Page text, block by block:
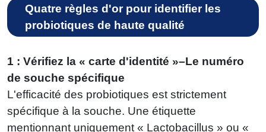
Quatre règles d'or pour identifier les
probiotiques de haute qualité
1 : Vérifiez la « carte d'identité »–Le numéro
de souche spécifique
L'efficacité des probiotiques est strictement
spécifique à la souche. Une étiquette
mentionnant uniquement « Lactobacillus » ou «